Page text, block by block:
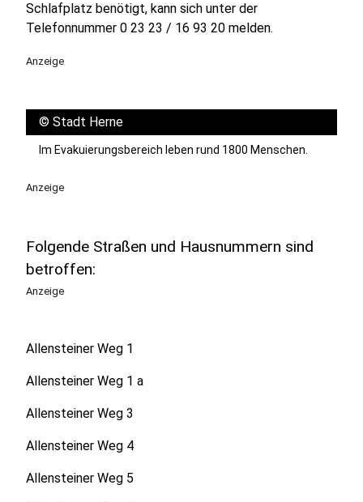
Schlafplatz benötigt, kann sich unter der
Telefonnummer 0 23 23 / 16 93 20 melden.
Anzeige
© Stadt Herne
Im Evakuierungsbereich leben rund 1800 Menschen.
Anzeige
Folgende Straßen und Hausnummern sind
betroffen:
Anzeige
Allensteiner Weg 1
Allensteiner Weg 1 a
Allensteiner Weg 3
Allensteiner Weg 4
Allensteiner Weg 5